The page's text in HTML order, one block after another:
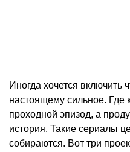
Иногда хочется включить
настоящему сильное.
проходной эпизод, а
история. Такие сериалы
собираются. Вот три